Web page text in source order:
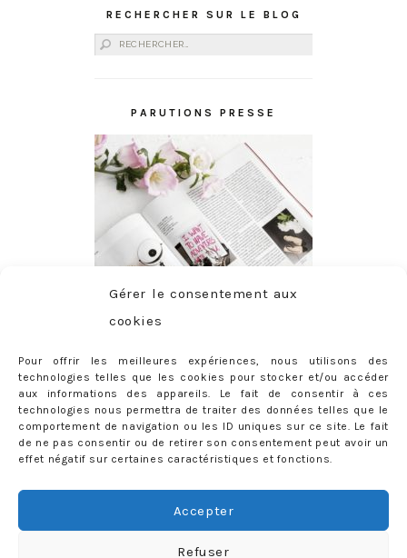
Gérer le consentement aux
cookies
Pour offrir les meilleures expériences, nous utilisons des
technologies telles que les cookies pour stocker et/ou accéder
aux informations des appareils. Le fait de consentir à ces
technologies nous permettra de traiter des données telles que le
comportement de navigation ou les ID uniques sur ce site. Le fait
de ne pas consentir ou de retirer son consentement peut avoir un
effet négatif sur certaines caractéristiques et fonctions.
Accepter
Refuser
RECHERCHER SUR LE BLOG
Rechercher :
PARUTIONS PRESSE
ABONNEMENT
Adresse